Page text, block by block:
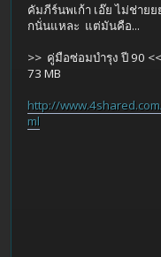
คัมภีร์นพเก้า เอ๊ย ไม่ช่าย
กนั่นแหละ แต่มันคือ...
>> คู่มือซ่อมบำรุง ปี 90
73 MB
http://
ml